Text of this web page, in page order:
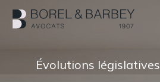
Évolutions législatives